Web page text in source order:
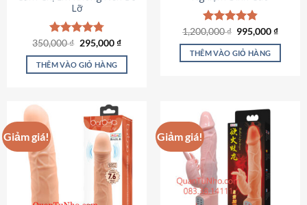
Lỡ
Được xếp
hạng4.79
5 sao
350,000₫ Giá
là:
350,000 ₫.
295,000₫Giá
tại
THÊM VÀO GIỎ HÀNG
Được xếp
hạng4.82
5 sao
1,200,000₫ Giá
là:
1,200,000 ₫.
995,000₫Giá
tại
THÊM VÀO GIỎ HÀNG
Giảm giá! Giảm giá!